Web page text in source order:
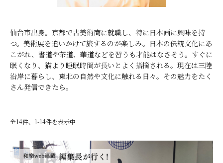
仙台市出身。京都で古美術商に就職し、特に日本画に興味を持
つ。美術展を追いかけて旅するのが楽しみ。日本の伝統文化にあ
こがれ、書道や茶道、華道などを習うも才能はなさそう。すぐに
眠くなり、猫より睡眠時間が長いとよく指摘される。現在は三陸
沿岸に暮らし、東北の自然や文化に触れる日々。その魅力をたく
さん発信できたら。
全14件、1-14件を表示中